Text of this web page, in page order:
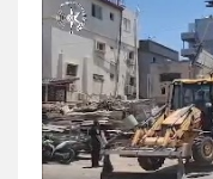
תעבורה אסירים